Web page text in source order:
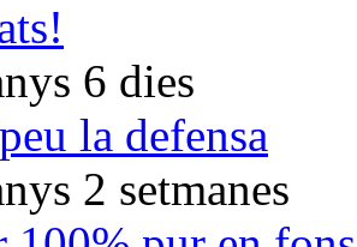
6 dies
la defensa
2 setmanes